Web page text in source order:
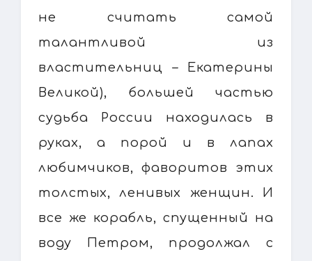
не считать самой
талантливой из
властительниц – Екатерины
Великой), большей частью
судьба России находилась в
руках, а порой и в лапах
любимчиков, фаворитов этих
толстых, ленивых женщин. И
все же корабль, спущенный на
воду Петром, продолжал с